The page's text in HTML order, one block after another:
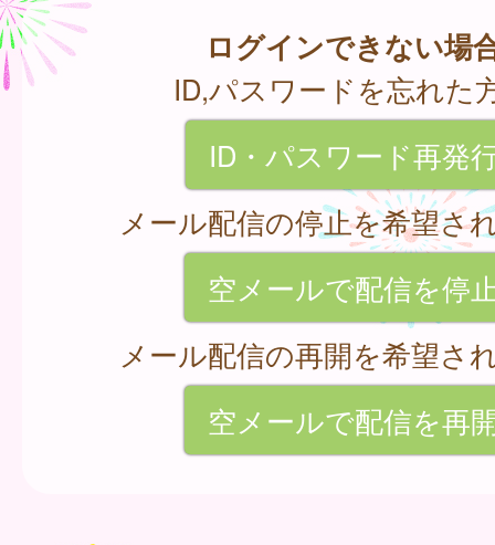
ログインできない場
ID,パスワードを忘れた
ID・パスワード再発
メール配信の停止を希望さ
空メールで配信を停
メール配信の再開を希望さ
空メールで配信を再